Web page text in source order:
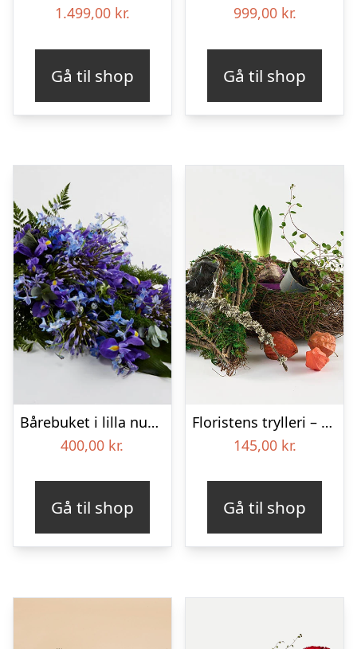
1.499,00 kr.
Gå til shop
999,00 kr.
Gå til shop
Bårebuket i lilla nuancer – Blomster til begravelse
400,00 kr.
Gå til shop
Floristens trylleri – gravpynt – Blomster til begravelse
145,00 kr.
Gå til shop